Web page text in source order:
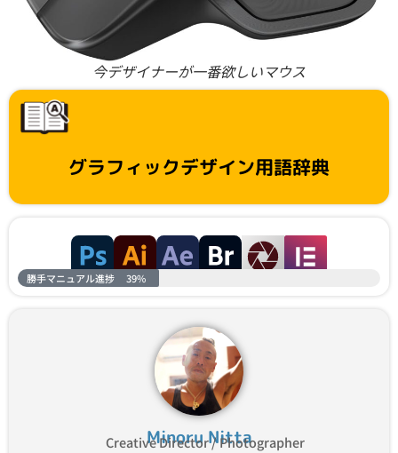
今デザイナーが一番欲しいマウス
グラフィックデザイン用語辞典
勝手マニュアル進捗 39%
Minoru Nitta
Creative Director / Photographer